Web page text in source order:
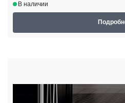
В наличии